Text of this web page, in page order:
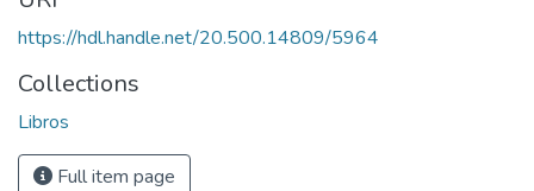
https://hdl.handle.net/20.500.14809/5964
Collections
Libros
Full item page